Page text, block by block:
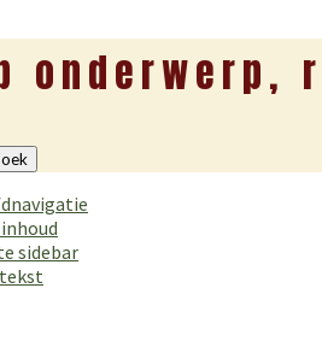
onderwerp,
sidebar